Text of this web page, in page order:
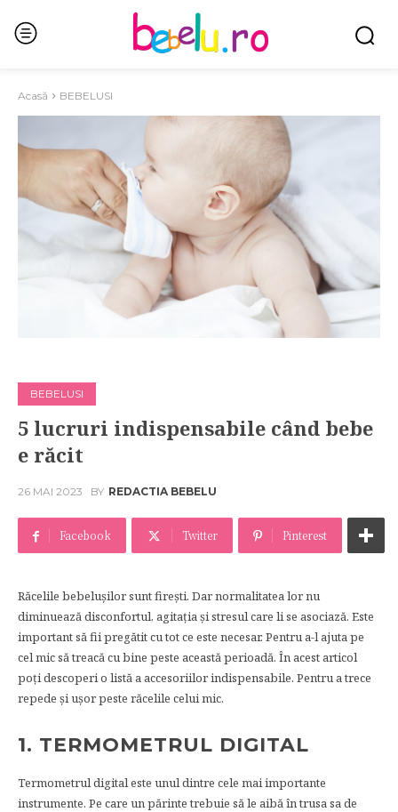
Acasă BEBELUSI
BEBELUSI
5 lucruri indispensabile când bebe
e răcit
26 MAI 2023 BY REDACTIA BEBELU
Facebook Twitter Pinterest
Răcelile bebelușilor sunt firești. Dar normalitatea lor nu
diminuează disconfortul, agitația și stresul care li se asociază. Este
important să fii pregătit cu tot ce este necesar. Pentru a-l ajuta pe
cel mic să treacă cu bine peste această perioadă. În acest articol
poți descoperi o listă a accesoriilor indispensabile. Pentru a trece
repede și ușor peste răcelile celui mic.
1. TERMOMETRUL DIGITAL
Termometrul digital este unul dintre cele mai importante
instrumente. Pe care un părinte trebuie să le aibă în trusa sa de